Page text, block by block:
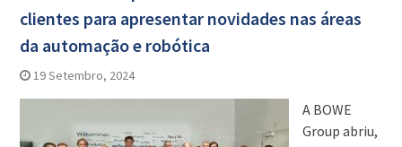
clientes para apresentar novidades nas áreas
da automação e robótica
19 Setembro, 2024
A BOWE
Group abriu,